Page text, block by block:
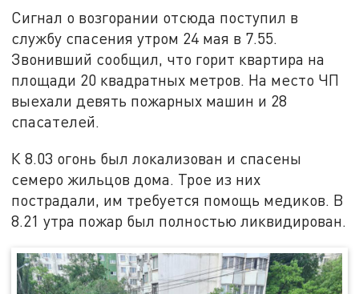
Сигнал о возгорании отсюда поступил в
службу спасения утром 24 мая в 7.55.
Звонивший сообщил, что горит квартира на
площади 20 квадратных метров. На место ЧП
выехали девять пожарных машин и 28
спасателей.
К 8.03 огонь был локализован и спасены
семеро жильцов дома. Трое из них
пострадали, им требуется помощь медиков. В
8.21 утра пожар был полностью ликвидирован.